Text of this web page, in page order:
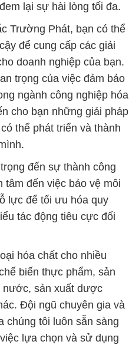
lại sự hài lòng tối đa.
Trường Phát, bạn có thể
để cung cấp các giải
doanh nghiệp của bạn.
trọng của việc đảm bảo
ngành công nghiệp hóa
cho bạn những giải pháp
thể phát triển và thành
đến sự thành công
tâm đến việc bảo vệ môi
lực để tối ưu hóa quy
tác động tiêu cực đối
hóa chất cho nhiều
biến thực phẩm, sản
nước, sản xuất dược
Đội ngũ chuyên gia và
chúng tôi luôn sẵn sàng
lựa chọn và sử dụng